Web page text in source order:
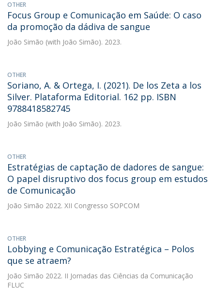
OTHER
Focus Group e Comunicação em Saúde: O caso
da promoção da dádiva de sangue
João Simão (with João Simão). 2023.
OTHER
Soriano, A. & Ortega, I. (2021). De los Zeta a los
Silver. Plataforma Editorial. 162 pp. ISBN
9788418582745
João Simão (with João Simão). 2023.
OTHER
Estratégias de captação de dadores de sangue:
O papel disruptivo dos focus group em estudos
de Comunicação
João Simão 2022. XII Congresso SOPCOM
OTHER
Lobbying e Comunicação Estratégica – Polos
que se atraem?
João Simão 2022. II Jornadas das Ciências da Comunicação
FLUC